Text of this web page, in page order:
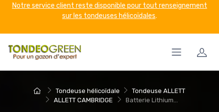
Notre service client reste disponible pour tout renseignement
sur les tondeuses hélicoïdales.
Tondeuse hélicoïdale
Tondeuse ALLETT
ALLETT CAMBRIDGE
Batterie Lithium...